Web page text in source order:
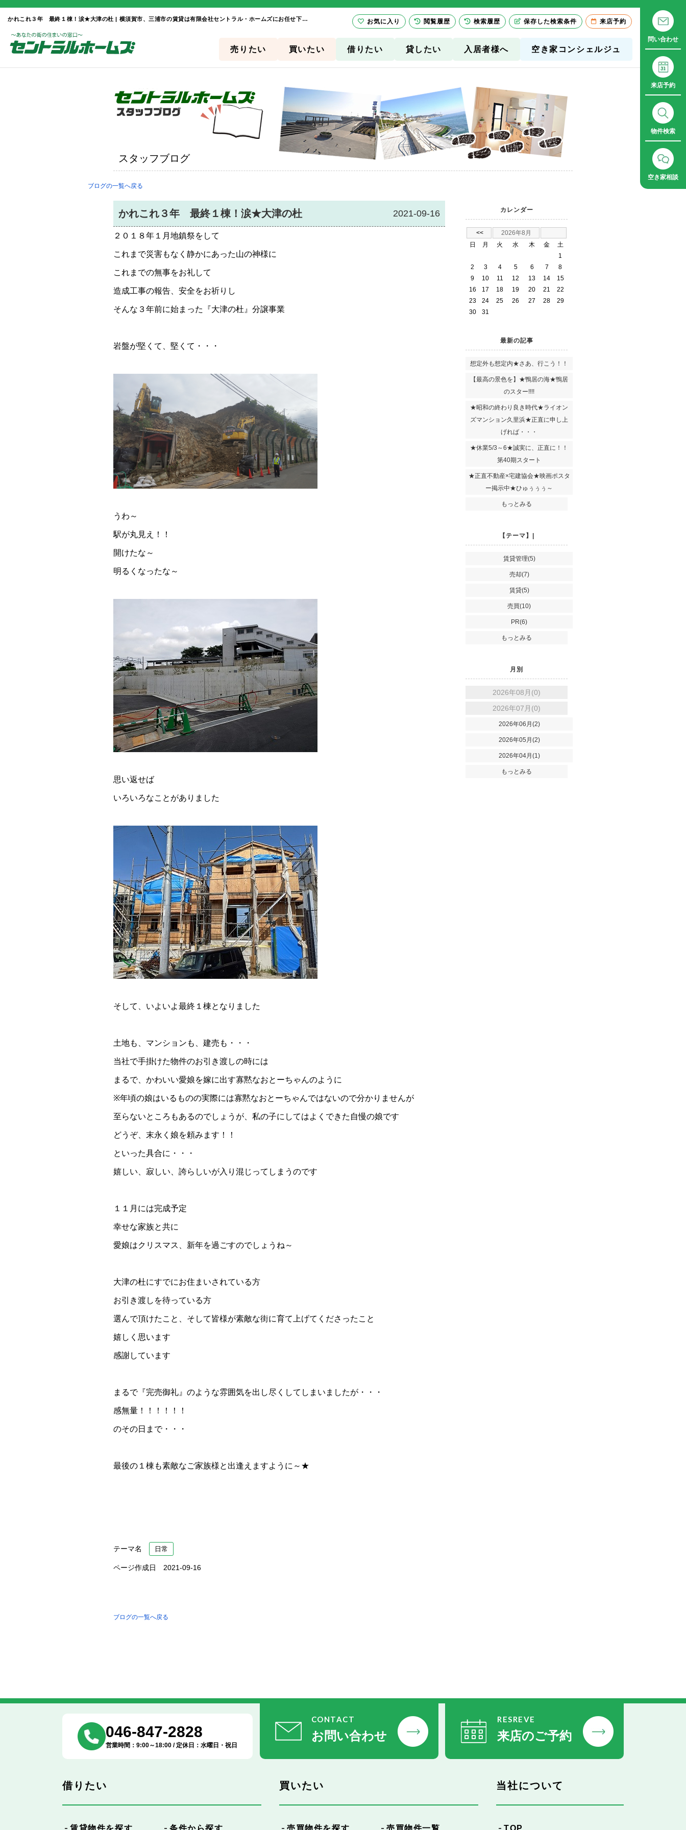
かれこれ３年 最終１棟！涙★大津の杜 | 横須賀市、三浦市の賃貸は有限会社セントラル・ホームズにお任せ下さい！
売りたい 買いたい 借りたい 貸したい 入居者様へ 空き家コンシェルジュ
問い合わせ
来店予約
物件検索
空き家相談
スタッフブログ
ブログの一覧へ戻る
かれこれ３年 最終１棟！涙★大津の杜 2021-09-16
２０１８年１月地鎮祭をして
これまで災害もなく静かにあった山の神様に
これまでの無事をお礼して
造成工事の報告、安全をお祈りし
そんな３年前に始まった『大津の杜』分譲事業
岩盤が堅くて、堅くて・・・
うわ～
駅が丸見え！！
開けたな～
明るくなったな～
思い返せば
いろいろなことがありました
そして、いよいよ最終１棟となりました
土地も、マンションも、建売も・・・
当社で手掛けた物件のお引き渡しの時には
まるで、かわいい愛娘を嫁に出す寡黙なおとーちゃんのように
※年頃の娘はいるものの実際には寡黙なおとーちゃんではないので分かりませんが
至らないところもあるのでしょうが、私の子にしてはよくできた自慢の娘です
どうぞ、末永く娘を頼みます！！
といった具合に・・・
嬉しい、寂しい、誇らしいが入り混じってしまうのです
１１月には完成予定
幸せな家族と共に
愛娘はクリスマス、新年を過ごすのでしょうね～
大津の杜にすでにお住まいされている方
お引き渡しを待っている方
選んで頂けたこと、そして皆様が素敵な街に育て上げてくださったこと
嬉しく思います
感謝しています
まるで『完売御礼』のような雰囲気を出し尽くしてしまいましたが・・・
感無量！！！！！！
のその日まで・・・
最後の１棟も素敵なご家族様と出逢えますように～★
テーマ名 日常
ページ作成日 2021-09-16
カレンダー
<<
2026年8月
日
月 火 水 木 金
土
1
2
3 4 5 6 7
8
9
10 11 12 13 14
15
16
17 18 19 20 21
22
23
24 25 26 27 28
29
30
31
最新の記事
想定外も想定内★さあ、行こう！！
【最高の景色を】★鴨居の海★鴨居
のスター!!!!
★昭和の終わり良き時代★ライオン
ズマンション久里浜★正直に申し上
げれば・・・
★休業5/3～6★誠実に、正直に！！
第40期スタート
★正直不動産×宅建協会★映画ポスタ
ー掲示中★ひゅぅぅぅ～
もっとみる
【テーマ】|
賃貸管理(5)
売却(7)
賃貸(5)
売買(10)
PR(6)
もっとみる
月別
2026年08月(0)
2026年07月(0)
2026年06月(2)
2026年05月(2)
2026年04月(1)
もっとみる
ブログの一覧へ戻る
046-847-2828
営業時間：9:00～18:00 / 定休日：水曜日・祝日
CONTACT
お問い合わせ
RESREVE
来店のご予約
借りたい
賃貸物件を探す 条件から探す
買いたい
売買物件を探す 売買物件一覧
当社について
TOP
お気に入り 閲覧履歴 検索履歴 保存した検索条件 来店予約